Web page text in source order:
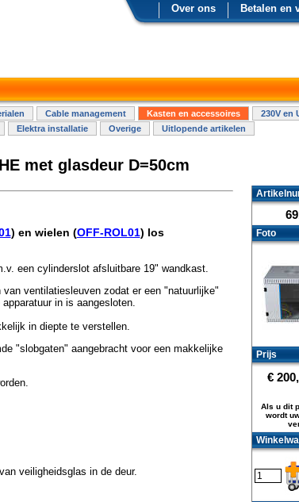
Betalen en
Over ons
Cable management Kasten en accessoires 230V en
Elektra installatie Overige Uitlopende artikelen
met glasdeur D=50cm
Foto
Prijs
€
Als u dit
wordt
) en wielen (OFF-ROL01) los
een cylinderslot afsluitbare 19" wandkast.
ventilatiesleuven zodat er een "natuurlijke"
in is aangesloten.
in diepte te verstellen.
"slobgaten" aangebracht voor een makkelijke
veiligheidsglas in de deur.